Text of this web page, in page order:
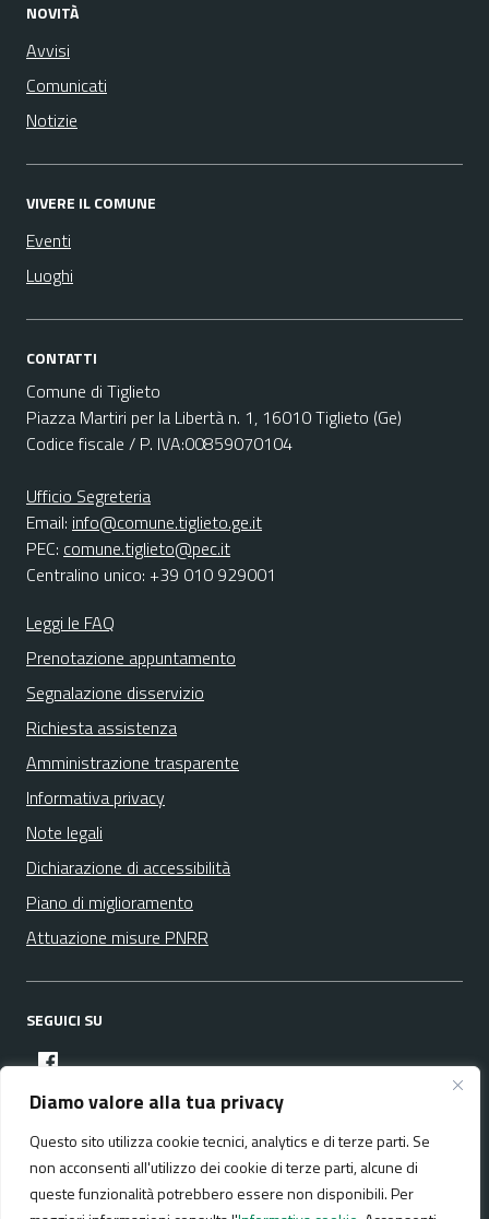
Diamo valore alla tua privacy
Questo sito utilizza cookie tecnici, analytics e di terze parti. Se
non acconsenti all'utilizzo dei cookie di terze parti, alcune di
queste funzionalità potrebbero essere non disponibili. Per
NOVITÀ
Avvisi
Comunicati
Notizie
VIVERE IL COMUNE
Eventi
Luoghi
CONTATTI
Comune di Tiglieto
Piazza Martiri per la Libertà n. 1, 16010 Tiglieto (Ge)
Codice fiscale / P. IVA:00859070104
Ufficio Segreteria
Email: info@comune.tiglieto.ge.it
PEC: comune.tiglieto@pec.it
Centralino unico: +39 010 929001
Leggi le FAQ
Prenotazione appuntamento
Segnalazione disservizio
Richiesta assistenza
Amministrazione trasparente
Informativa privacy
Note legali
Dichiarazione di accessibilità
Piano di miglioramento
Attuazione misure PNRR
SEGUICI SU
facebook
Media policy Mappa del sito